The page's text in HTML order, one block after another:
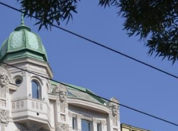
7.8.2015.
Preminula je
pozorišna,